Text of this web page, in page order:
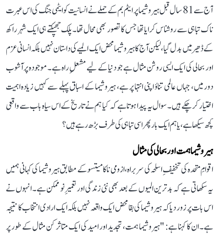
آج سے 81 سال قبل ہیروشیما پر ایٹم بم کے حملے نے انسانیت کو ایٹمی جنگ کی اس عبرت
ناک تباہی سے روشناس کرایا تھا جس کا تصور بھی محال تھا۔ پلک جھپکتے ہی ایک شہر راکھ
کے ڈھیر میں بدل گیا، لیکن آج کا ہیروشیما محض ایک المیے کی داستان نہیں بلکہ انسانی عزم
اور بحالی کی ایک ایسی روشن مثال ہے جو دنیا کے لیے مشعلِ راہ ہے۔ موجودہ پرآشوب
دور میں، جہاں عالمی تناؤ اپنی انتہا پر ہے، ہیروشیما کے اسباق پہلے سے کہیں زیادہ اہمیت
اختیار کر چکے ہیں۔ سوال یہ پیدا ہوتا ہے کہ کیا ہم نے تاریخ کے اس سیاہ باب سے واقعی
کچھ سیکھا ہے، یا ہم ایک بار پھر اسی تباہی کی طرف بڑھ رہے ہیں؟
ہیروشیما ہمت اور بحالی کی مثال
اقوامِ متحدہ کی تخفیفِ اسلحہ کی سربراہ، ازومی ناکامیتسو کے مطابق ہیروشیما کی کہانی ہمیں
یہ سکھاتی ہے کہ بدترین المیوں کے بعد بھی نئی زندگی اور تعمیرِ نو ممکن ہے۔ انہوں نے
اس بات پر زور دیا کہ ہیروشیما کی بقا محض ایک واقعہ نہیں بلکہ ایک ارادی انتخاب کا نتیجہ
ہے۔ ان کا کہنا ہے: "ہیروشیما ہمت، تجدید اور امید کی ایک متاثر کن مثال کے طور پر